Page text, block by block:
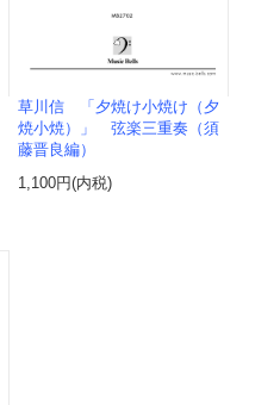
草川信 「夕焼け小焼け（夕
焼小焼）」 弦楽三重奏（須
藤晋良編）
1,100円(内税)